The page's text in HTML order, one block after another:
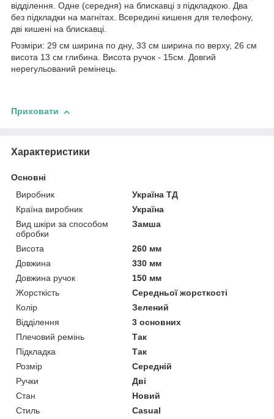
відділення. Одне (середня) на блискавці з підкладкою. Два
без підкладки на магнітах. Всередині кишеня для телефону,
дві кишені на блискавці.
Розміри: 29 см ширина по дну, 33 см ширина по верху, 26 см
висота 13 см глибина. Висота ручок - 15см. Довгий
нерегульований ремінець.
Приховати
Характеристики
Основні
Виробник
Україна ТД
Країна виробник
Україна
Вид шкіри за способом
обробки
Замша
Висота
260 мм
Довжина
330 мм
Довжина ручок
150 мм
Жорсткість
Середньої жорсткості
Колір
Зелений
Відділення
3 основних
Плечовий ремінь
Так
Підкладка
Так
Розмір
Середній
Ручки
Дві
Стан
Новий
Стиль
Casual